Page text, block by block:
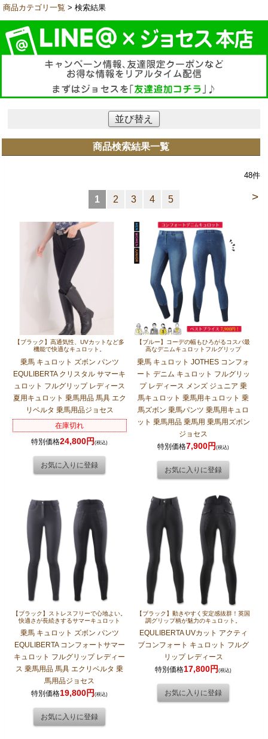
商品カテゴリ一覧 > 検索結果
並び替え
商品検索結果一覧
48件
>
1 2 3 4 5
【ブラック】高通気性、UVカットなど多
機能で快適なキュロット。
乗馬 キュロット ズボン パンツ
EQULIBERTA クリスタル サマーキ
ュロット フルグリップ レディース
夏用キュロット 乗馬用品 馬具 エク
リベルタ 乗馬用品ジョセス
在庫切れ
特別価格24,800円(税込)
【ブルー】コーデの幅もひろがるコスパ最
高なデニムキュロットフルグリップ
乗馬 キュロット JOTHES コンフォ
ート デニム キュロット フルグリッ
プ レディース メンズ ジュニア 乗
馬キュロット 乗馬用キュロット 乗
馬ズボン 乗馬パンツ 乗馬用キュロ
ット 乗馬用品 乗馬用 乗馬用ズボン
ジョセス
特別価格7,900円(税込)
【ブラック】ストレスフリーで心地よい。
快適さが長続きするサマーキュロット
乗馬 キュロット ズボン パンツ
EQULIBERTA コンフォートサマー
キュロット フルグリップ レディー
ス 乗馬用品 馬具 エクリベルタ 乗
馬用品ジョセス
特別価格19,800円(税込)
【ブラック】動きやすく安定感抜群！英国
調グリップ柄が魅力のキュロット。
EQULIBERTA UVカット アクティ
ブコンフォート キュロット フルグ
リップ レディース
特別価格17,800円(税込)